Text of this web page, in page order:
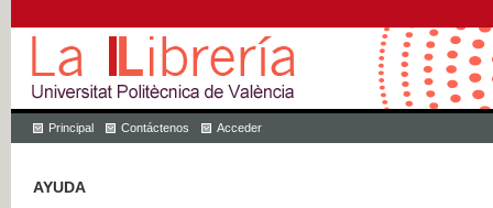
Principal Contáctenos Acceder
AYUDA